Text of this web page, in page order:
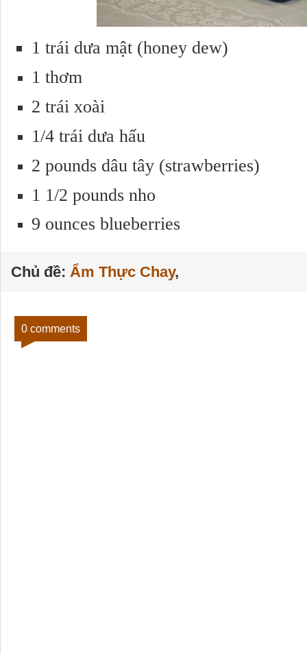
1 trái dưa mật (honey dew)
1 thơm
2 trái xoài
1/4 trái dưa hấu
2 pounds dâu tây (strawberries)
1 1/2 pounds nho
9 ounces blueberries
Chủ đề: Ẩm Thực Chay,
0 comments